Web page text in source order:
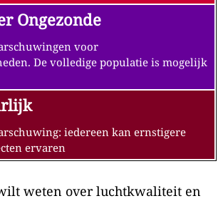
Ongezonde
voor
De volledige populatie is mogelijk
iedereen kan ernstigere
ervaren
weten over luchtkwaliteit en